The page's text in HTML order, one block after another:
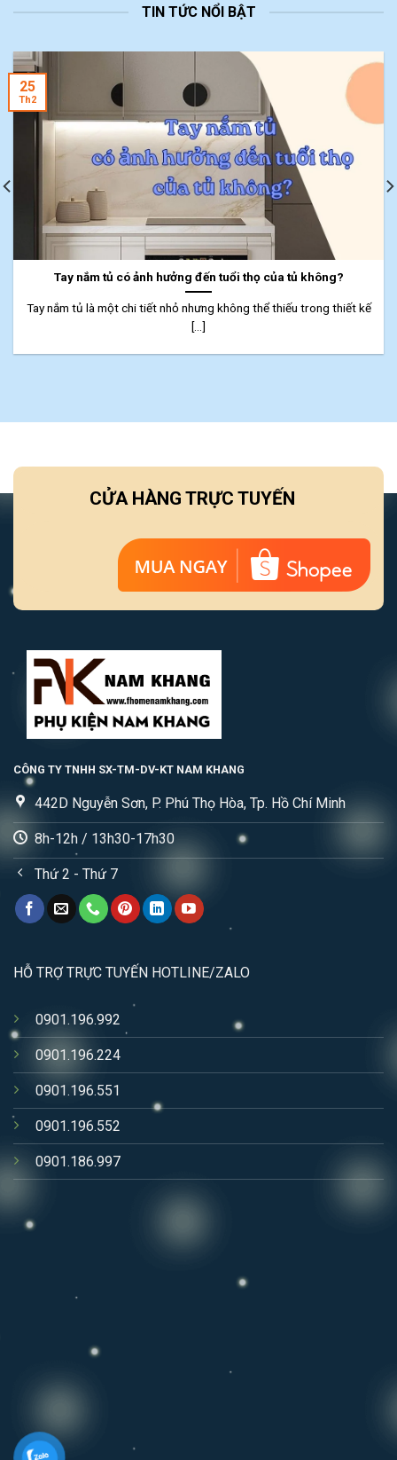
TIN TỨC NỔI BẬT
Tay nắm tủ có ảnh hưởng đến tuổi thọ của tủ không?
Tay nắm tủ là một chi tiết nhỏ nhưng không thể thiếu trong thiết kế
[...]
25
Th2
CỬA HÀNG TRỰC TUYẾN
CÔNG TY TNHH SX-TM-DV-KT NAM KHANG
442D Nguyễn Sơn, P. Phú Thọ Hòa, Tp. Hồ Chí Minh
8h-12h / 13h30-17h30
Thứ 2 - Thứ 7
HỖ TRỢ TRỰC TUYẾN HOTLINE/ZALO
0901.196.992
0901.196.224
0901.196.551
0901.196.552
0901.186.997